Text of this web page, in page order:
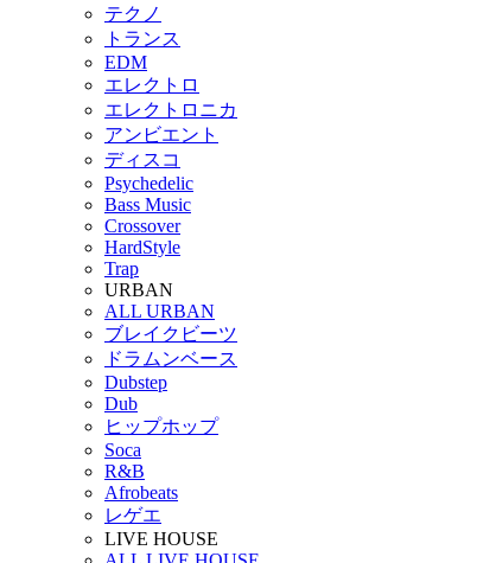
テクノ
トランス
EDM
エレクトロ
エレクトロニカ
アンビエント
ディスコ
Psychedelic
Bass Music
Crossover
HardStyle
Trap
URBAN
ALL URBAN
ブレイクビーツ
ドラムンベース
Dubstep
Dub
ヒップホップ
Soca
R&B
Afrobeats
レゲエ
LIVE HOUSE